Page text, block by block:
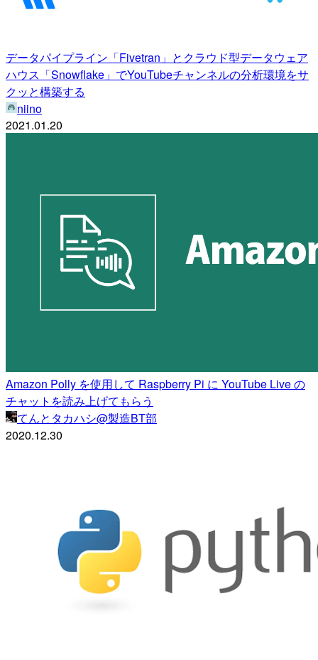
データパイプライン「Fivetran」とクラウド型データウェア
ハウス「Snowflake」でYouTubeチャンネルの分析環境をサ
クッと構築する
niino
2021.01.20
Amazon Polly を使用して Raspberry Pi に YouTube Live の
チャットを読み上げてもらう
てんとタカハシ@製造BT部
2020.12.30